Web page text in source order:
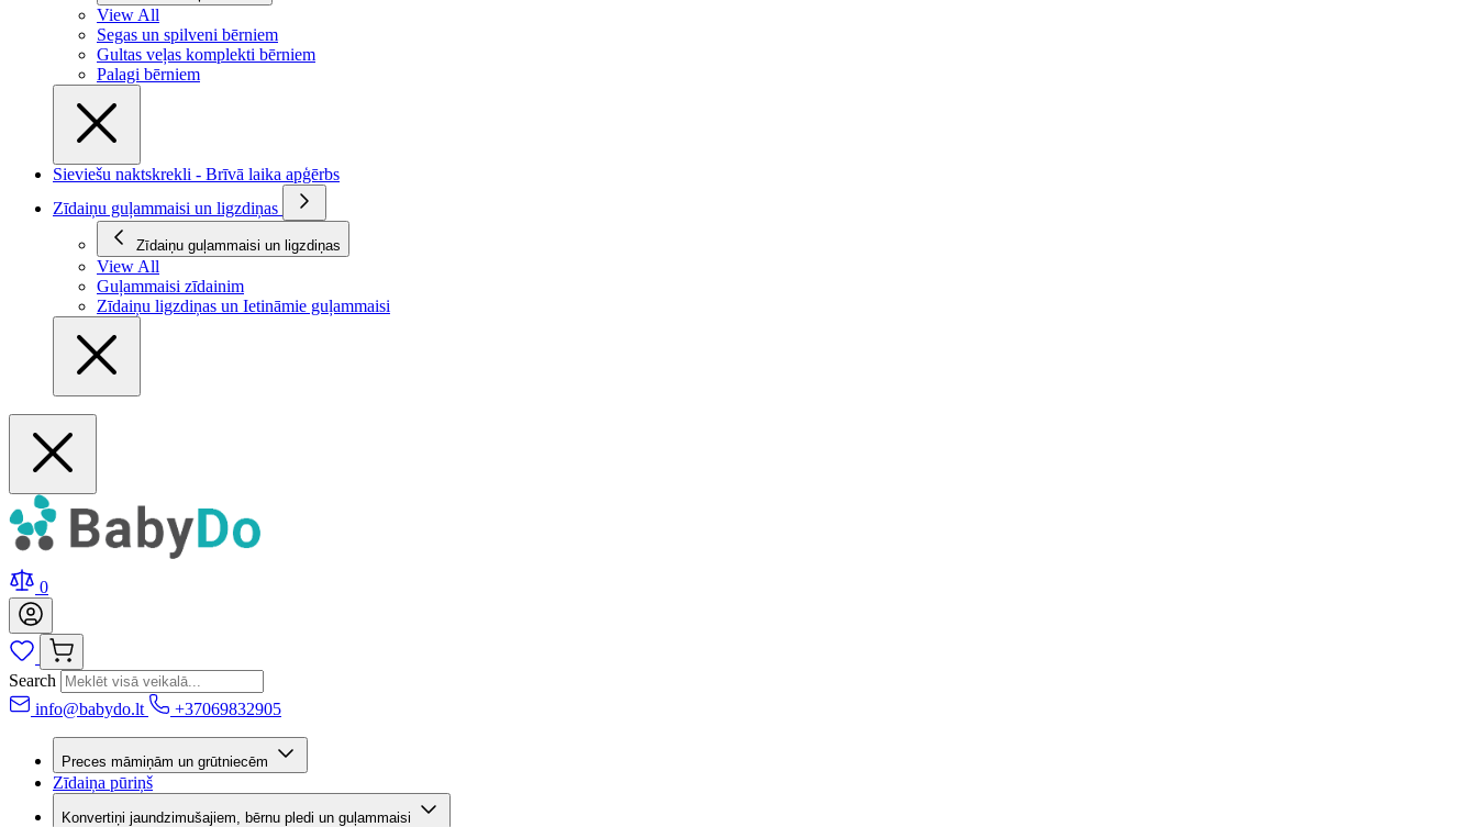
View All
Segas un spilveni bērniem
Gultas veļas komplekti bērniem
Palagi bērniem
Sieviešu naktskrekli - Brīvā laika apģērbs
Zīdaiņu guļammaisi un ligzdiņas
Zīdaiņu guļammaisi un ligzdiņas
View All
Guļammaisi zīdainim
Zīdaiņu ligzdiņas un Ietināmie guļammaisi
0
Search
info@babydo.lt
+37069832905
Preces māmiņām un grūtniecēm
Zīdaiņa pūriņš
Konvertiņi jaundzimušajiem, bērnu pledi un guļammaisi